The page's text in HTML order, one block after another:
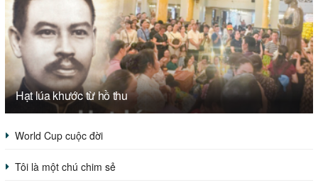
Hạt lúa khước từ hồ thu
World Cup cuộc đời
Tôi là một chú chim sẻ